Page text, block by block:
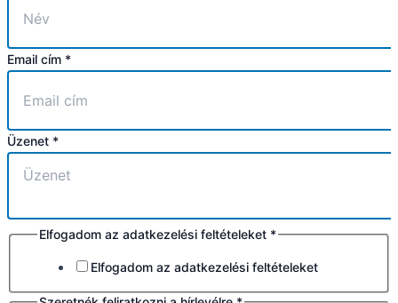
Email cím *
Üzenet *
Elfogadom az adatkezelési feltételeket *
Elfogadom az adatkezelési feltételeket